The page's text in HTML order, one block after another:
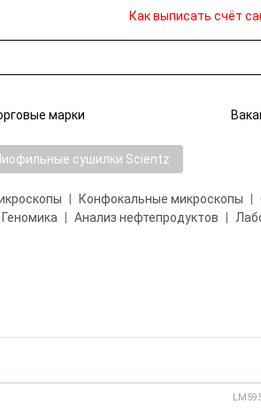
Как выписать счёт
марки
сушилки Scientz
Конфокальные микроскопы
Геномика Анализ нефтепродуктов